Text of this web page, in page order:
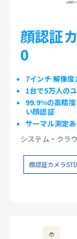
顔認証
0
7インチ 解像
1台で5万人の
99.9%の高精
い顔認証
サーマル測定あ
システム・クラ
顔認証カメラ